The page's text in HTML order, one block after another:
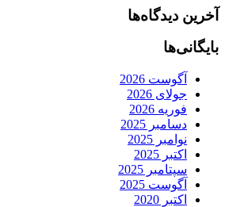
آخرین دیدگاه‌ها
بایگانی‌ها
آگوست 2026
جولای 2026
فوریه 2026
دسامبر 2025
نوامبر 2025
اکتبر 2025
سپتامبر 2025
آگوست 2025
اکتبر 2020